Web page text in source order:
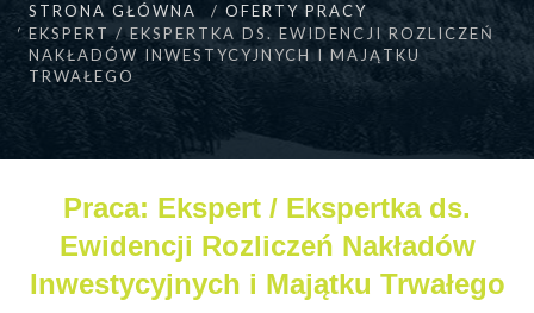
STRONA GŁÓWNA
OFERTY PRACY
EKSPERT / EKSPERTKA DS. EWIDENCJI ROZLICZEŃ
NAKŁADÓW INWESTYCYJNYCH I MAJĄTKU
TRWAŁEGO
Praca: Ekspert / Ekspertka ds.
Ewidencji Rozliczeń Nakładów
Inwestycyjnych i Majątku Trwałego